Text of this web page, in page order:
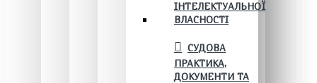
ІНТЕЛЕКТУАЛЬНОЇ
ВЛАСНОСТІ
СУДОВА
ПРАКТИКА,
ДОКУМЕНТИ ТА